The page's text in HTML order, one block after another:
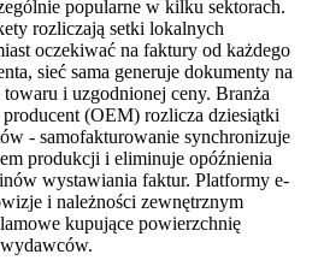
popularne w kilku sektorach.
rozliczają setki lokalnych
oczekiwać na faktury od każdego
sieć sama generuje dokumenty na
i uzgodnionej ceny. Branża
(OEM) rozlicza dziesiątki
- samofakturowanie synchronizuje
produkcji i eliminuje opóźnienia
wystawiania faktur. Platformy e-
i należności zewnętrznym
kupujące powierzchnię